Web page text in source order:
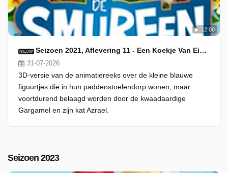
12:00
NIEUW Seizoen 2021, Aflevering 11 - Een Koekje Van Eigen Deeg
31-07-2026
3D-versie van de animatiereeks over de kleine blauwe
figuurtjes die in hun paddenstoelendorp wonen, maar
voortdurend belaagd worden door de kwaadaardige
Gargamel en zijn kat Azrael.
Seizoen 2023